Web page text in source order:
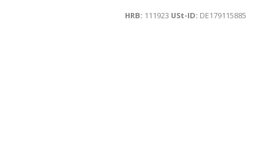
HRB: 111923 USt-ID: DE179115885